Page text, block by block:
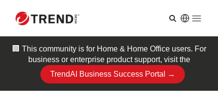
🏢 This community is for Home & Home Officeusers. For
business or enterprise product support, visit the
TrendAI Business Success Portal →